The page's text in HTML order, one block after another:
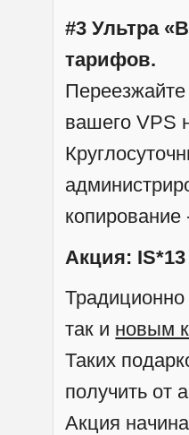
#3 Ультра
тарифов.
вашего VPS
Акция: IS*13
так и новым
Таких
получить от
Акция